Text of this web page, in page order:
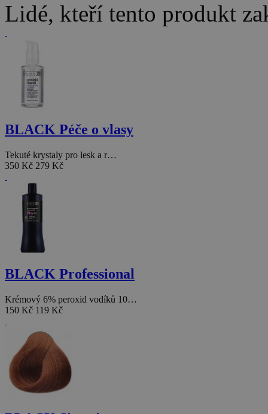
Lidé, kteří tento produkt
BLACK Péče o vlasy
Tekuté krystaly pro lesk a r…
350 Kč 279 Kč
BLACK Professional
Krémový 6% peroxid vodíků 10…
150 Kč 119 Kč